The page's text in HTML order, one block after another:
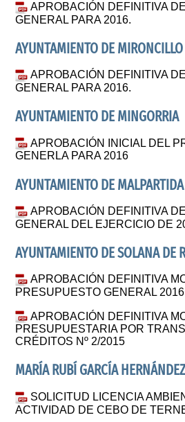
APROBACIÓN DEFINITIVA
GENERAL PARA 2016.
AYUNTAMIENTO DE MIRONCILLO
APROBACIÓN DEFINITIVA
GENERAL PARA 2016.
AYUNTAMIENTO DE MINGORRIA
APROBACIÓN INICIAL DEL
GENERLA PARA 2016
AYUNTAMIENTO DE
APROBACIÓN DEFINITIVA
GENERAL DEL EJERCICIO DE
AYUNTAMIENTO DE SOLANA DE
APROBACIÓN DEFINITIVA
PRESUPUESTO GENERAL 2016
APROBACIÓN DEFINITIVA
PRESUPUESTARIA POR
CRÉDITOS Nº 2/2015
MARÍA RUBÍ GARCÍA
SOLICITUD LICENCIA
ACTIVIDAD DE CEBO DE